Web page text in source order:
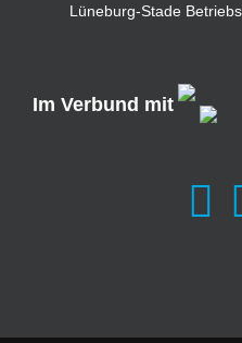
Lüneburg-Stade
Im Verbund mit